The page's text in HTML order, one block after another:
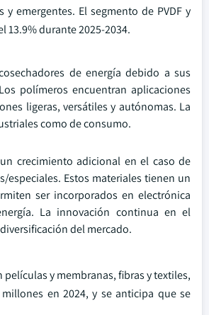
emergentes. El segmento de PVDF y
13.9% durante 2025-2034.
de energía debido a sus
polímeros encuentran aplicaciones
ligeras, versátiles y autónomas. La
como de consumo.
crecimiento adicional en el caso de
especiales. Estos materiales tienen un
ser incorporados en electrónica
La innovación continua en el
del mercado.
y membranas, fibras y textiles,
en 2024, y se anticipa que se